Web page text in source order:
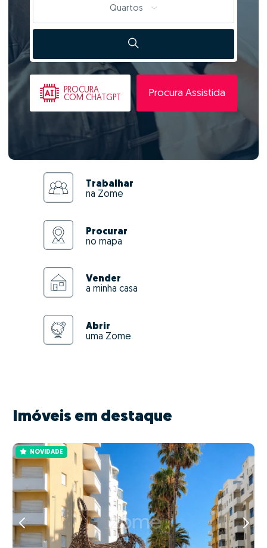
Quartos
PROCURA
COM CHATGPT
Procura Assistida
Trabalhar
na Zome
Procurar
no mapa
Vender
a minha casa
Abrir
uma Zome
Imóveis em destaque
NOVIDADE